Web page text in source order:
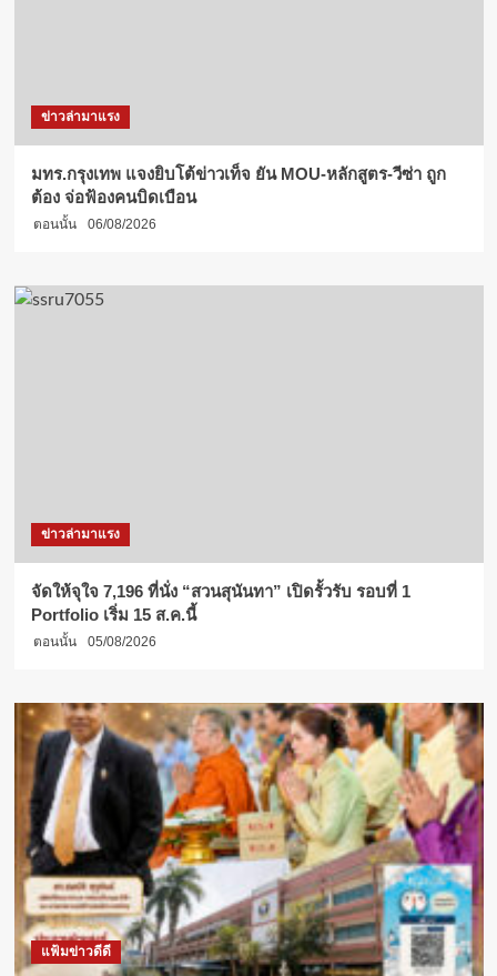
ข่าวล่ามาแรง
มทร.กรุงเทพ แจงยิบโต้ข่าวเท็จ ยัน MOU-หลักสูตร-วีซ่า ถูก
ต้อง จ่อฟ้องคนบิดเบือน
ตอนนั้น 06/08/2026
ข่าวล่ามาแรง
จัดให้จุใจ 7,196 ที่นั่ง “สวนสุนันทา” เปิดรั้วรับ รอบที่ 1
Portfolio เริ่ม 15 ส.ค.นี้
ตอนนั้น 05/08/2026
แฟ้มข่าวดีดี